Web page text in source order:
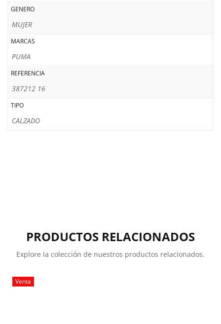
GENERO
MUJER
MARCAS
PUMA
REFERENCIA
387212 16
TIPO
CALZADO
PRODUCTOS RELACIONADOS
Explore la colección de nuestros productos relacionados.
Venta